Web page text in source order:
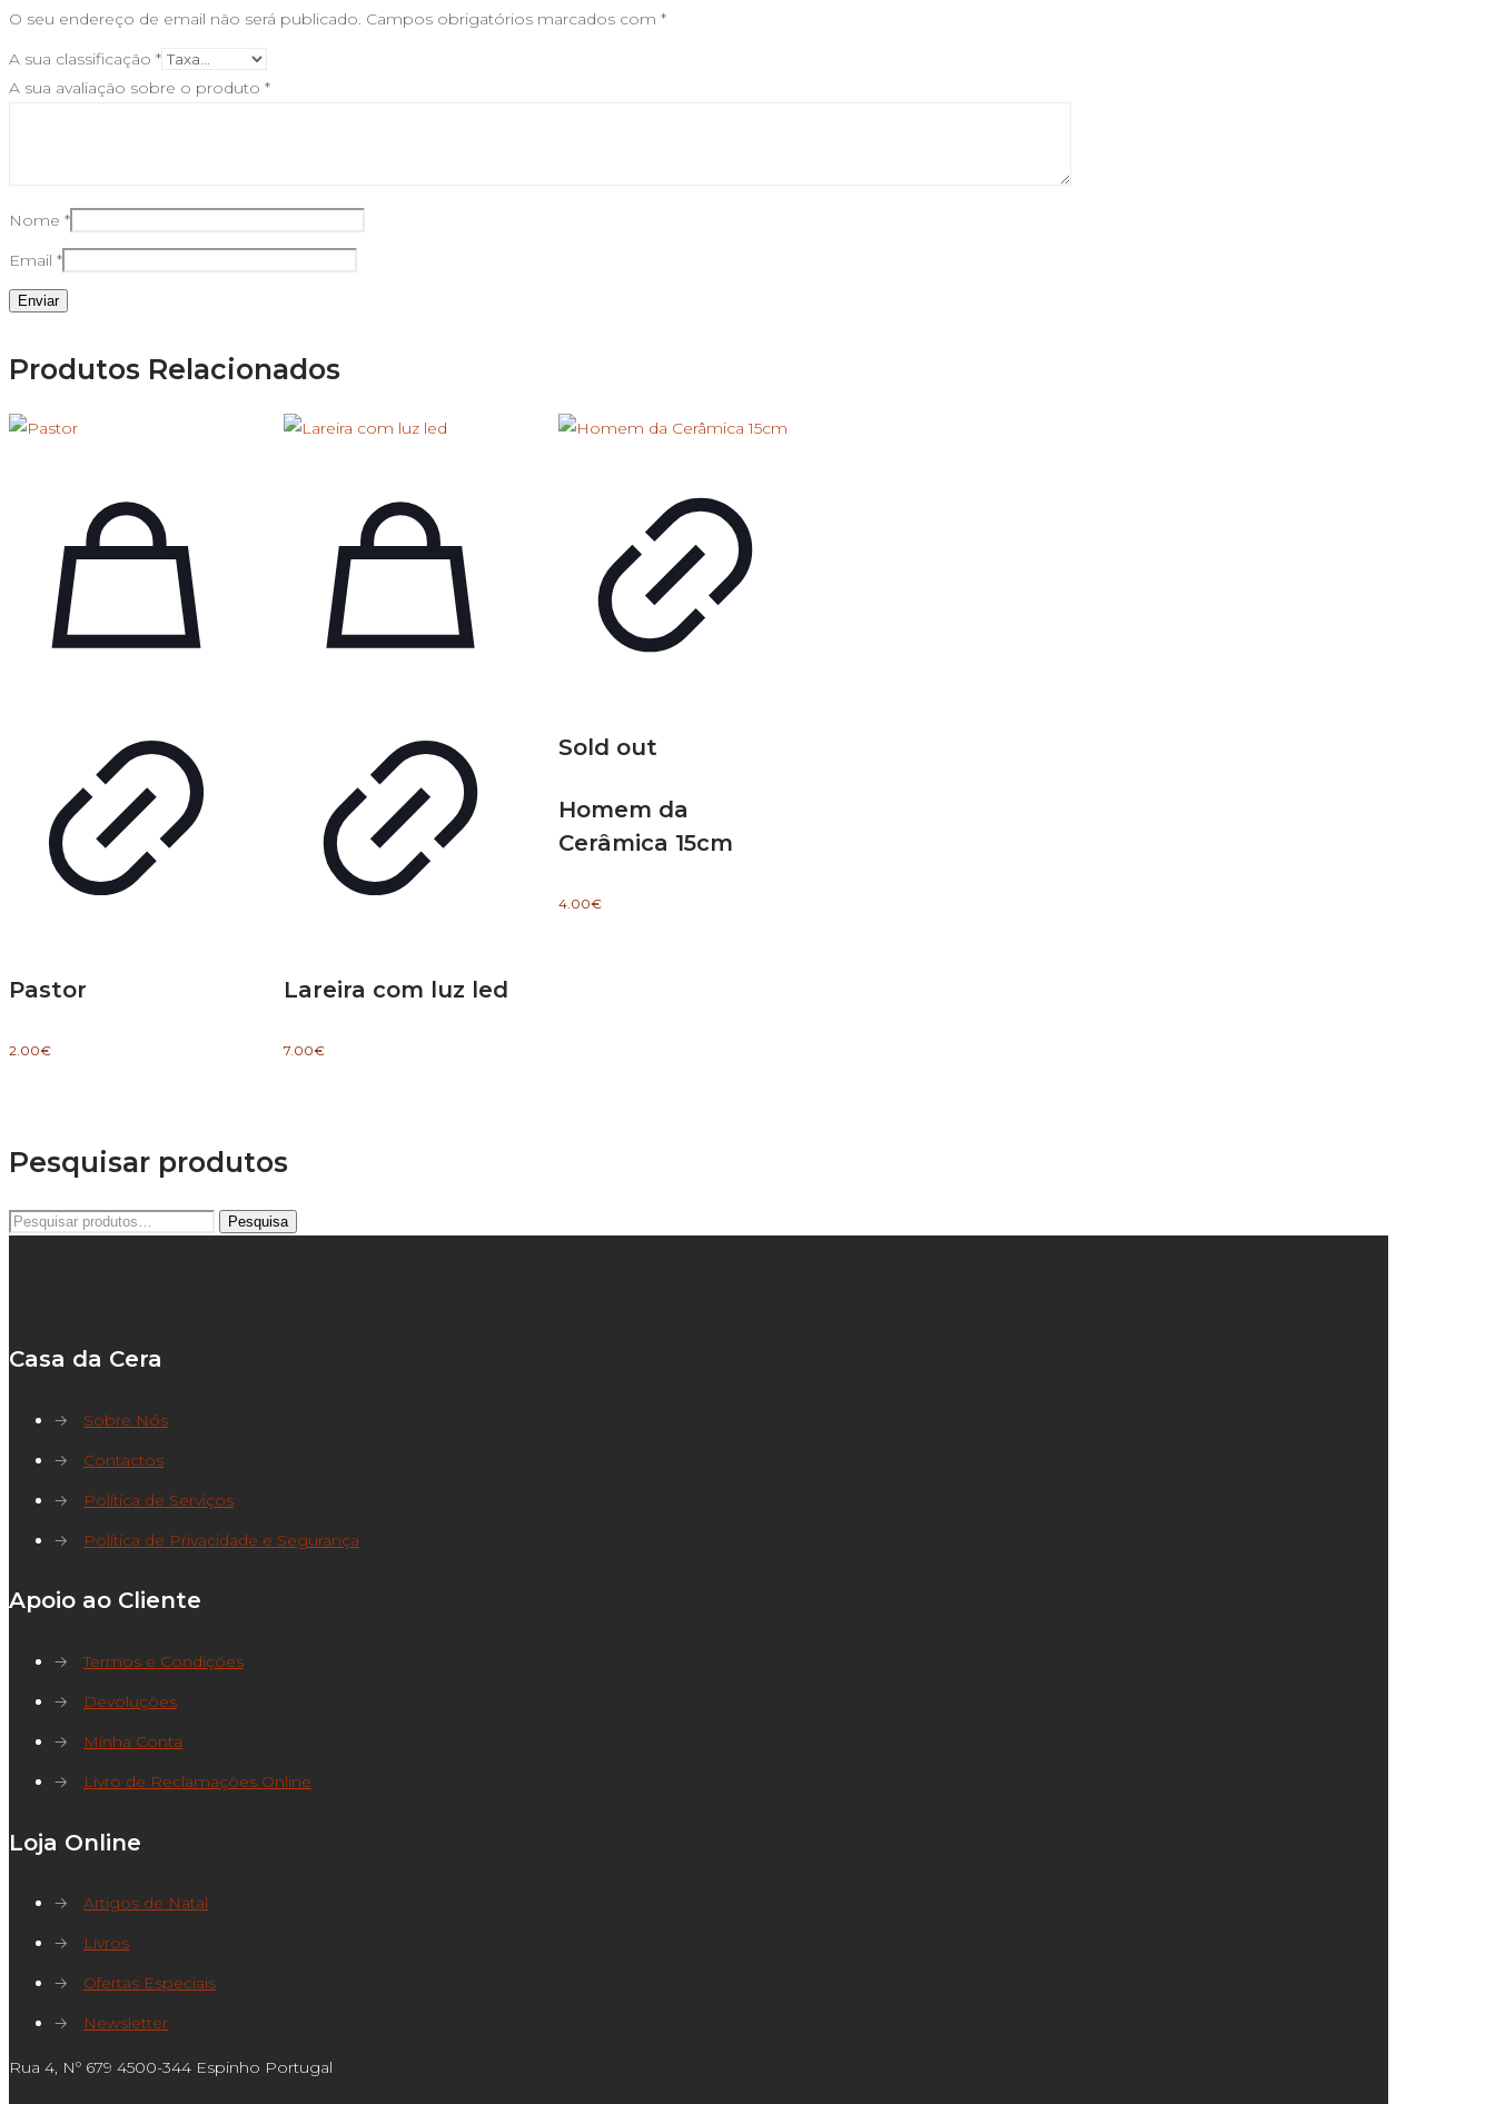
O seu endereço de email não será publicado. Campos obrigatórios marcados com *
A sua classificação *
A sua avaliação sobre o produto *
Nome *
Email *
Produtos Relacionados
Pastor
2.00€
Lareira com luz led
7.00€
Sold out
Homem da
Cerâmica 15cm
4.00€
Pesquisar produtos
Pesquisar
Pesquisa
Casa da Cera
→
Sobre Nós
→
Contactos
→
Política de Serviços
→
Política de Privacidade e Segurança
Apoio ao Cliente
→
Termos e Condições
→
Devoluções
→
Minha Conta
→
Livro de Reclamações Online
Loja Online
→
Artigos de Natal
→
Livros
→
Ofertas Especiais
→
Newsletter
Rua 4, Nº 679 4500-344 Espinho Portugal